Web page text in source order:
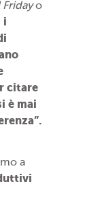
Fridayo
i
citare
è mai
a